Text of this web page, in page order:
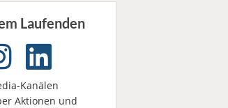
Laufenden
Kanälen
Aktionen und